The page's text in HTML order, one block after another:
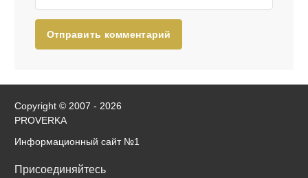
Отправить комментарий
Copyright © 2007 - 2026
PROVERKA
Информационный сайт №1
Присоединяйтесь